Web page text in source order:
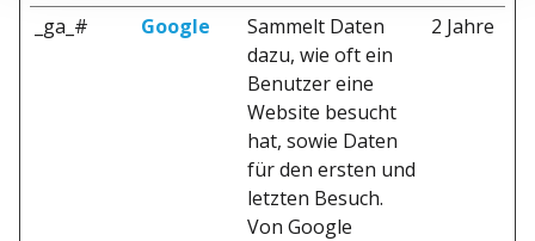
_ga_# Google
Sammelt Daten
dazu, wie oft ein
Benutzer eine
Website besucht
hat, sowie Daten
für den ersten und
letzten Besuch.
Von Google
2 Jahre